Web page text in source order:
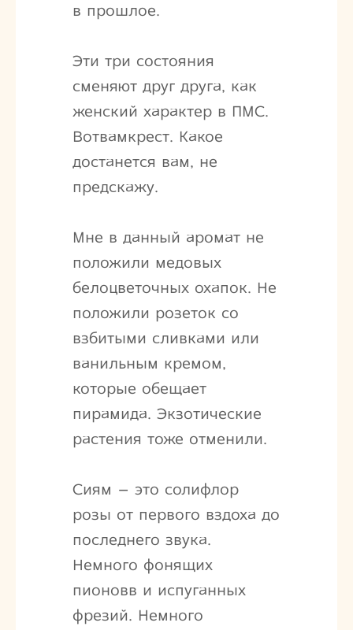
в прошлое.
Эти три состояния
сменяют друг друга, как
женский характер в ПМС.
Вотвамкрест. Какое
достанется вам, не
предскажу.
Мне в данный аромат не
положили медовых
белоцветочных охапок. Не
положили розеток со
взбитыми сливками или
ванильным кремом,
которые обещает
пирамида. Экзотические
растения тоже отменили.
Сиям – это солифлор
розы от первого вздоха до
последнего звука.
Немного фонящих
пионовв и испуганных
фрезий. Немного